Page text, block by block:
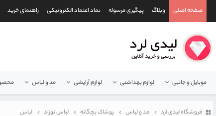
صفحه اصلی وبلاگ پیگیری مرسوله نماد اعتماد الکترونیکی راهنمای خرید
موبایل و جانبی لوازم بهداشتی لوازم آرایشی مد و لباس
فروشگاه لیدی لرد مد و لباس پوشاک بچگانه لباس نوزاد لباس